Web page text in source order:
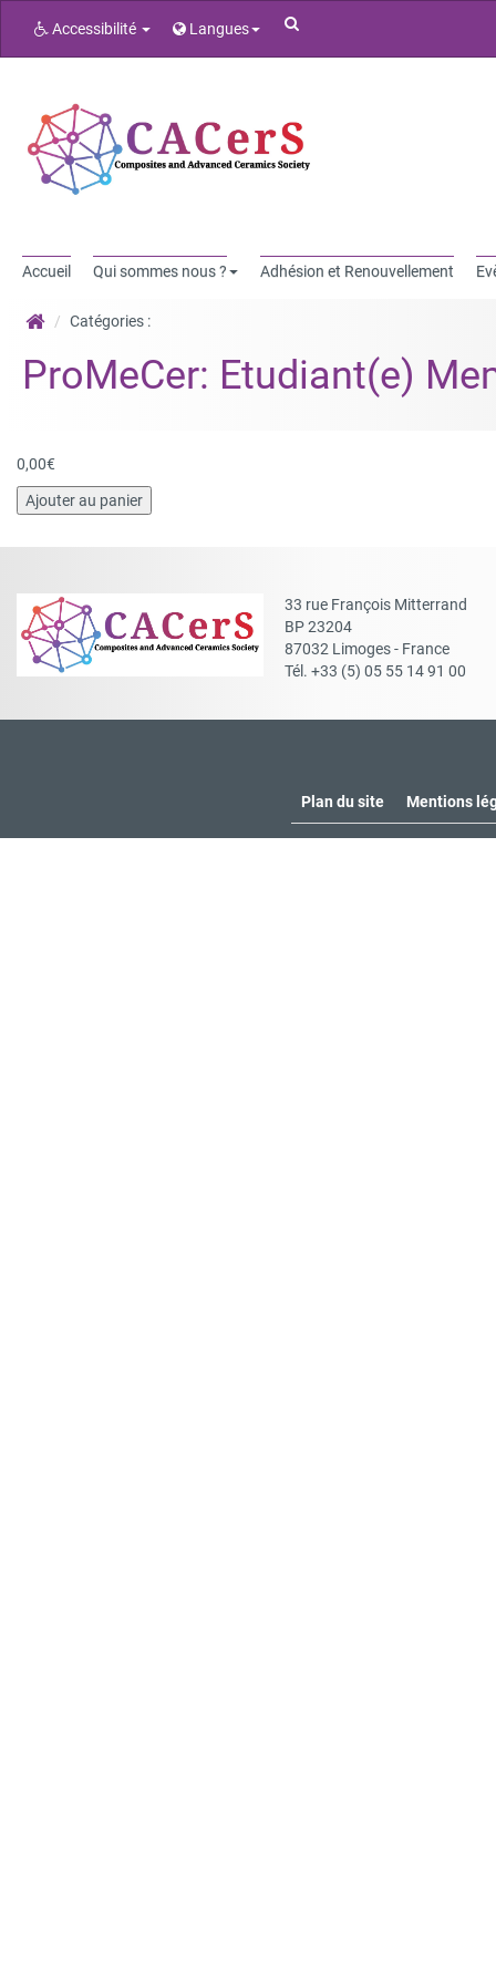
Accessibilité Langues
Accueil Qui sommes nous ? Adhésion et Renouvellement
Catégories :
ProMeCer: Etudiant(e)
0,00€
quantité
de
CACerS
Ajouter au panier
33 rue François Mitterrand
BP 23204
87032 Limoges - France
Tél. +33 (5) 05 55 14 91 00
Plan du site Mentions